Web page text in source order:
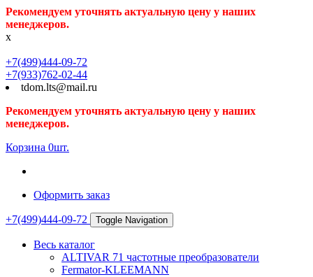
Рекомендуем уточнять актуальную цену у наших
менеджеров.
x
+7(499)444-09-72
+7(933)762-02-44
tdom.lts@mail.ru
Рекомендуем уточнять актуальную цену у наших
менеджеров.
Корзина 0шт.
Оформить заказ
+7(499)444-09-72 Toggle Navigation
Весь каталог
ALTIVAR 71 частотные преобразователи
Fermator-KLEEMANN